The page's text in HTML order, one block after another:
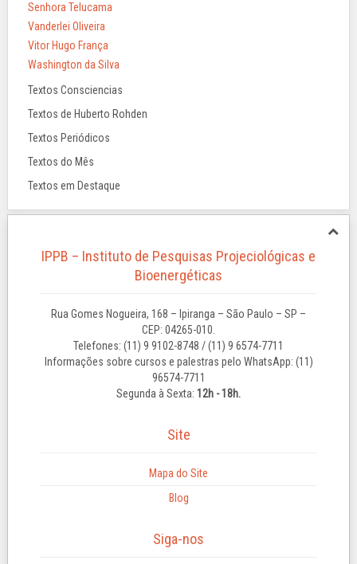
Senhora Telucama
Vanderlei Oliveira
Vitor Hugo França
Washington da Silva
Textos Consciencias
Textos de Huberto Rohden
Textos Periódicos
Textos do Mês
Textos em Destaque
IPPB – Instituto de Pesquisas Projeciológicas e
Bioenergéticas
Rua Gomes Nogueira, 168 – Ipiranga – São Paulo – SP –
CEP: 04265-010.
Telefones: (11) 9 9102-8748 / (11) 9 6574-7711
Informações sobre cursos e palestras pelo WhatsApp: (11)
96574-7711
Segunda à Sexta: 12h - 18h.
Site
Mapa do Site
Blog
Siga-nos